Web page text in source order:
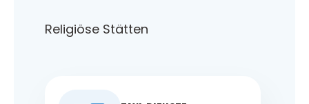
Religiöse Stätten